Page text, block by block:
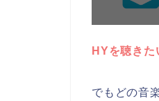
HYを聴きた
でもどの音